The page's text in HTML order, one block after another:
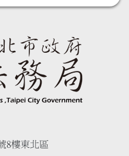
8樓東北區